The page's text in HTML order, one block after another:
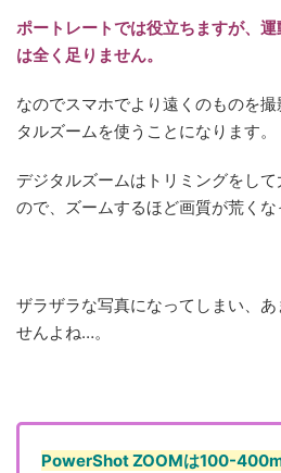
ポートレートでは役立ちますが、
は全く足りません。
なのでスマホでより遠くのものを
タルズームを使うことになります。
デジタルズームはトリミングをし
ので、ズームするほど画質が荒くな
ザラザラな写真になってしまい、
せんよね…。
PowerShot ZOOMは100-